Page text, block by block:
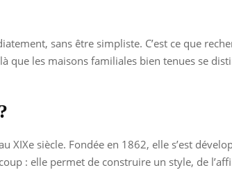
sans être simpliste. C’est ce que
que les maisons familiales bien tenues se
XIXe siècle. Fondée en 1862, elle s’est
: elle permet de construire un style, de